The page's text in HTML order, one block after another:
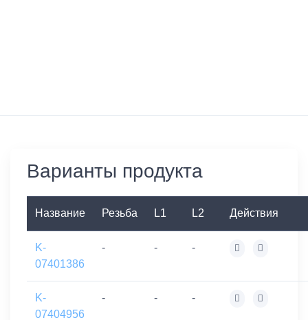
Варианты продукта
Название Резьба L1 L2 Действия
K-
07401386
- - -
K-
07404956
- - -